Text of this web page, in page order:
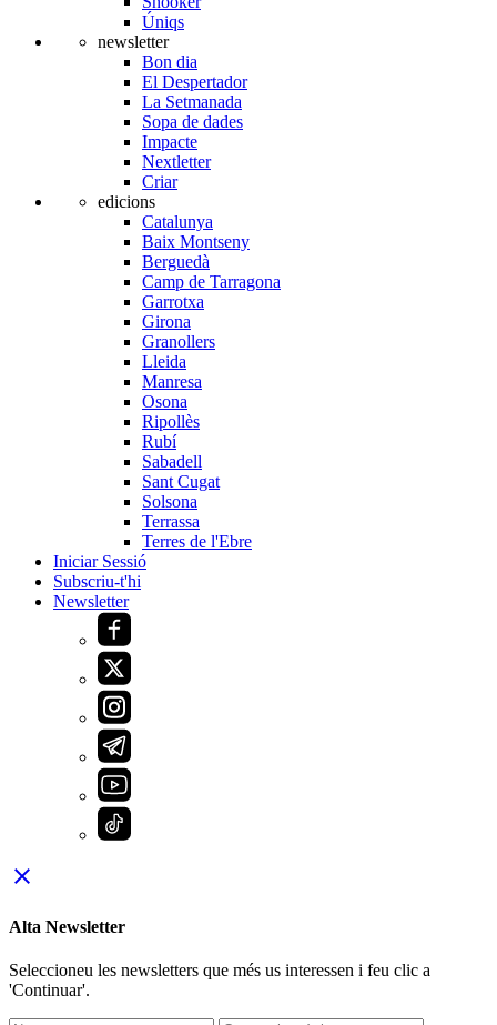
Úniqs
newsletter
Bon dia
El Despertador
La Setmanada
Sopa de dades
Impacte
Nextletter
Criar
edicions
Catalunya
Baix Montseny
Berguedà
Camp de Tarragona
Garrotxa
Girona
Granollers
Lleida
Manresa
Osona
Ripollès
Rubí
Sabadell
Sant Cugat
Solsona
Terrassa
Terres de l'Ebre
Iniciar Sessió
Subscriu-t'hi
Newsletter
close
Alta Newsletter
Seleccioneu les newsletters que més us interessen i feu clic a
'Continuar'.